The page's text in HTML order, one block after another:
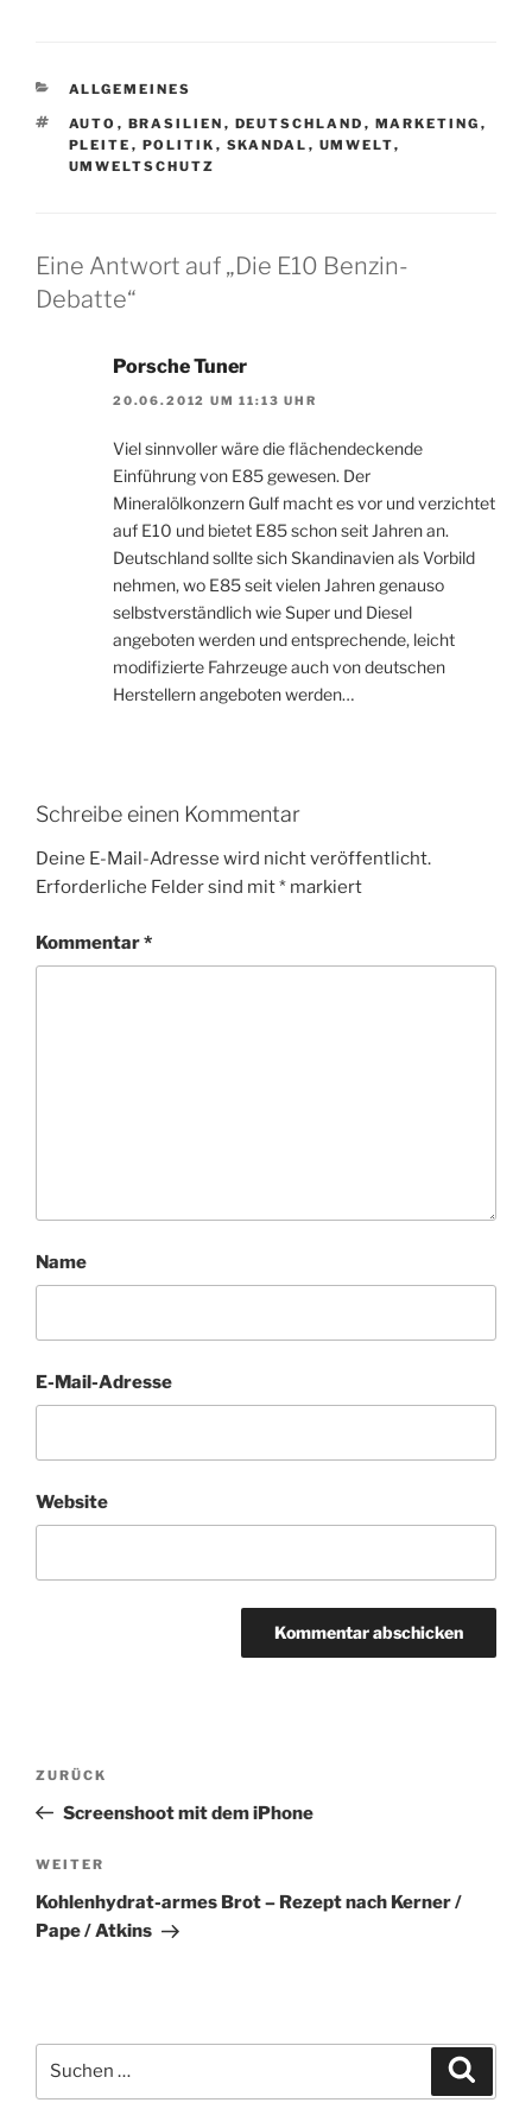
KATEGORIEN
ALLGEMEINES
SCHLAGWÖRTER
AUTO , BRASILIEN , DEUTSCHLAND , MARKETING ,
PLEITE , POLITIK , SKANDAL , UMWELT,
UMWELTSCHUTZ
Eine Antwort auf „Die E10 Benzin-
Debatte“
Porsche Tuner
20.06.2012 UM 11:13 UHR
Viel sinnvoller wäre die flächendeckende
Einführung von E85 gewesen. Der
Mineralölkonzern Gulf macht es vor und verzichtet
auf E10 und bietet E85 schon seit Jahren an.
Deutschland sollte sich Skandinavien als Vorbild
nehmen, wo E85 seit vielen Jahren genauso
selbstverständlich wie Super und Diesel
angeboten werden und entsprechende, leicht
modifizierte Fahrzeuge auch von deutschen
Herstellern angeboten werden…
Schreibe einen Kommentar
Deine E-Mail-Adresse wird nicht veröffentlicht.
Erforderliche Felder sind mit* markiert
Kommentar*
Name
E-Mail-Adresse
Website
Beitragsnavigation
Vorheriger
Beitrag
ZURÜCK
Screenshoot mit dem iPhone
Nächster
Beitrag
WEITER
Kohlenhydrat-armes Brot – Rezept nach Kerner /
Pape / Atkins
nach: